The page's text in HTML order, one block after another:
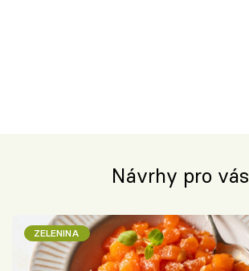
Návrhy pro vás
ZELENINA